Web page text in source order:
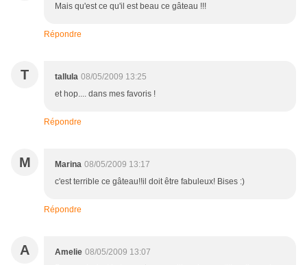
Mais qu'est ce qu'il est beau ce gâteau !!!
Répondre
T tallula 08/05/2009 13:25
et hop.... dans mes favoris !
Répondre
M Marina 08/05/2009 13:17
c'est terrible ce gâteau!!il doit être fabuleux! Bises :)
Répondre
A Amelie 08/05/2009 13:07